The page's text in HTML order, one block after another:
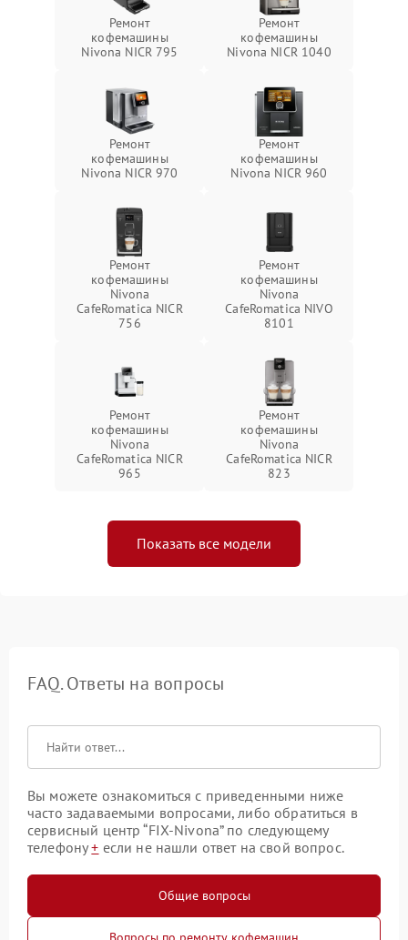
Ремонт
кофемашины
Nivona NICR 795
Ремонт
кофемашины
Nivona NICR 1040
Ремонт
кофемашины
Nivona NICR 970
Ремонт
кофемашины
Nivona NICR 960
Ремонт
кофемашины
Nivona
CafeRomatica NICR
756
Ремонт
кофемашины
Nivona
CafeRomatica NIVO
8101
Ремонт
кофемашины
Nivona
CafeRomatica NICR
965
Ремонт
кофемашины
Nivona
CafeRomatica NICR
823
Показать все модели
FAQ. Ответы на вопросы
Вы можете ознакомиться с приведенными ниже
часто задаваемыми вопросами, либо обратиться в
сервисный центр “FIX-Nivona” по следующему
телефону+ если не нашли ответ на свой вопрос.
Общие вопросы